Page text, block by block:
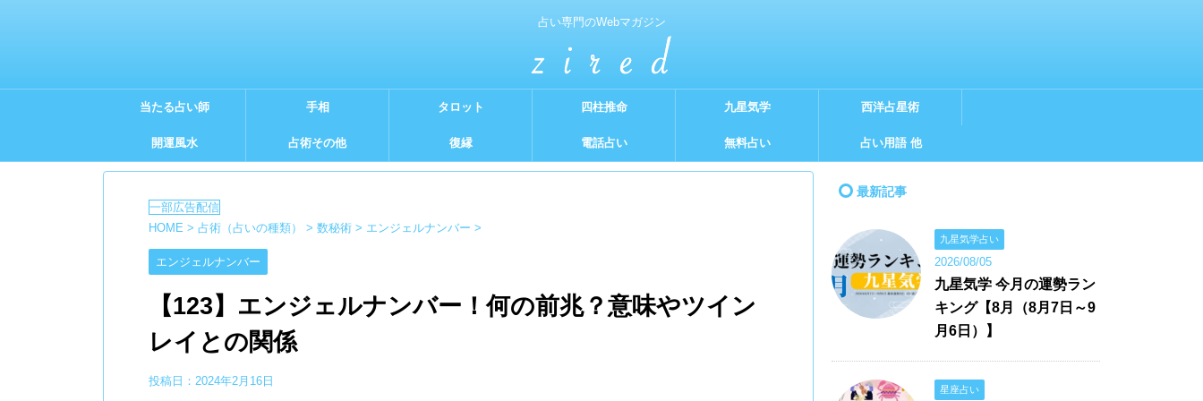
占い専門のWebマガジン
当たる占い師 手相 タロット 四柱推命 九星気学 西洋占星術
開運風水 占術その他 復縁 電話占い 無料占い 占い用語 他
HOME > 占術（占いの種類） > 数秘術 > エンジェルナンバー >
エンジェルナンバー
【123】エンジェルナンバー！何の前兆？意味やツイン
レイとの関係
投稿日： 2024年2月16日
最新記事
九星気学占い
2026/08/05
九星気学 今月の運勢ラン
キング【8月（8月7日～9
月6日）】
星座占い